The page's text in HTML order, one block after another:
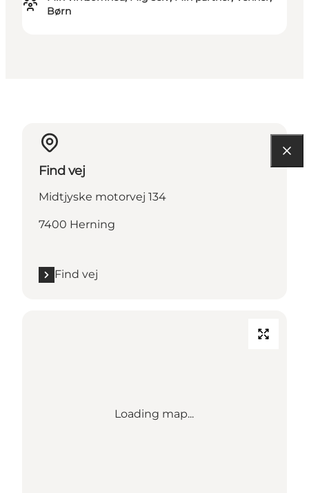
Børn
Find vej
Midtjyske motorvej 134
7400 Herning
Find vej
Loading map...